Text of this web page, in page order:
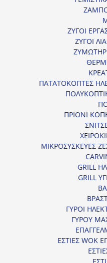
ΖΥΓΟΙ
ΖΥΓΟΙ
ΠΑΤΑΤΟΚΟΠΤΕΣ
ΠΡΙΟΝΙ
ΜΙΚΡΟΣΥΣΚΕΥΕΣ
GRILL
GRILL
ΓΥΡΟΙ
ΓΥΡΟΥ
ΕΣΤΙΕΣ WOK